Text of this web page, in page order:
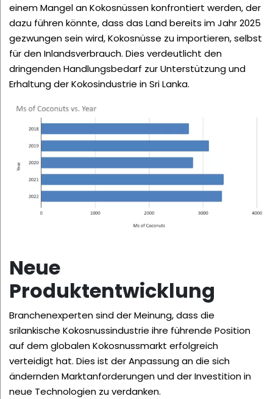
einem Mangel an Kokosnüssen konfrontiert werden, der
dazu führen könnte, dass das Land bereits im Jahr 2025
gezwungen sein wird, Kokosnüsse zu importieren, selbst
für den Inlandsverbrauch. Dies verdeutlicht den
dringenden Handlungsbedarf zur Unterstützung und
Erhaltung der Kokosindustrie in Sri Lanka.
Neue
Produktentwicklung
Branchenexperten sind der Meinung, dass die
srilankische Kokosnussindustrie ihre führende Position
auf dem globalen Kokosnussmarkt erfolgreich
verteidigt hat. Dies ist der Anpassung an die sich
ändernden Marktanforderungen und der Investition in
neue Technologien zu verdanken.